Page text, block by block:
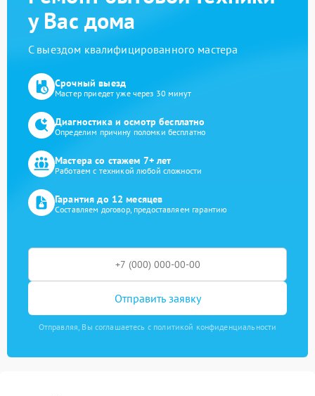
у Вас дома
С выездом квалифицированного мастера
Срочный выезд
Мастер приедет уже через 30 минут
Диагностика и осмотр бесплатно
Определим причину поломки бесплатно
Мастера со стажем 7+ лет
Работаем с техникой любой сложности
Гарантия до 12 месяцев
Составляем договор, предоставляем гарантию
Отправить заявку
Отправляя, Вы соглашаетесь с политикой конфиденциальности